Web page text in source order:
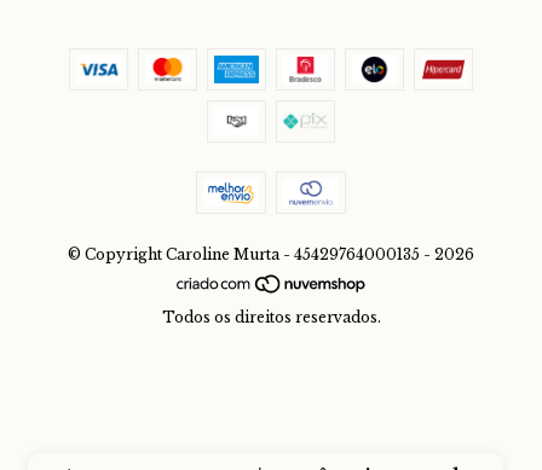
© Copyright Caroline Murta - 45429764000135 - 2026
Todos os direitos reservados.